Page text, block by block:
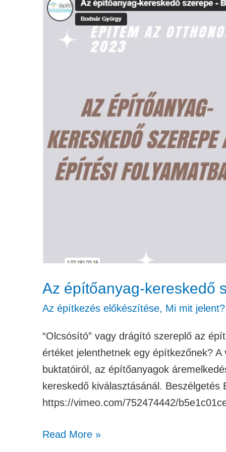
Az építőanyag-kereskedő
Az építkezés előkészítése, Mi mit jelent?
“Olcsósító” vagy drágító szereplő az
értéket jelenthetnek egy építkezőnek?
buktatóiról, az építőanyagok
kereskedő kiválasztásánál.
https://vimeo.com/752474442/
építőanyag-
kereskedő
szerepe
Read More »